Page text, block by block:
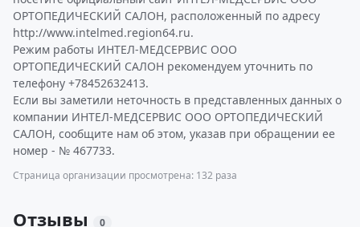
ОРТОПЕДИЧЕСКИЙ САЛОН, расположенный по адресу
http://www.intelmed.region64.ru.
Режим работы ИНТЕЛ-МЕДСЕРВИС ООО
ОРТОПЕДИЧЕСКИЙ САЛОН рекомендуем уточнить по
телефону +78452632413.
Если вы заметили неточность в представленных данных о
компании ИНТЕЛ-МЕДСЕРВИС ООО ОРТОПЕДИЧЕСКИЙ
САЛОН, сообщите нам об этом, указав при обращении ее
номер - № 467733.
Страница организации просмотрена: 132 раза
Отзывы 0